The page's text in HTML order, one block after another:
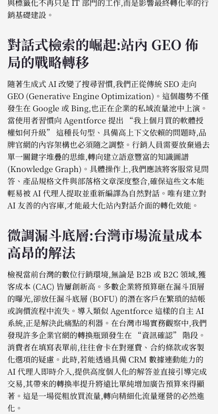
與標籤化不再只是 IT 部門的工作,而是影響最終轉化率的行
銷基礎建設。
對話式檢索的崛起:站內 GEO 佈
局的戰略轉移
隨著生成式 AI 改變了搜尋習慣,我們正從傳統 SEO 走向
GEO (Generative Engine Optimization)。這個趨勢不僅
發生在 Google 或 Bing,也正在企業的私域流量池中上演。
當使用者習慣向 Agentforce 提出 “我上個月買的軟體授
權如何升級” 這種長句型、具備高上下文依賴的問題時,品
牌官網的內容架構也必須隨之調整。行銷人員需要放棄過去
單一關鍵字堆疊的思維,轉向建立語意豐富的知識圖譜
(Knowledge Graph)。具體操作上,我們應該將客服常見問
答、產品規格文件與部落格文章深度整合,確保這些文本能
輕易被 AI 代理人提取並重新編譯為自然對話。唯有建立對
AI 友善的內容庫,才能最大化站內對話介面的轉化效能。
微調漏斗底層:台灣市場流量成本
高昂的解法
檢視當前台灣的數位行銷環境,無論是 B2B 或 B2C 領域,獲
客成本 (CAC) 皆屢創新高。多數企業將預算砸在漏斗頂層
的曝光,卻放任漏斗底層 (BOFU) 的潛在客戶在繁瑣的結帳
或詢價流程中流失。導入類似 Agentforce 這樣的自主 AI
系統,正是解決此痛點的利器。在台灣市場實務觀察中,我們
發現許多企業官網的轉換瓶頸發生在 “資訊確認” 階段。
消費者在填寫表單前,往往會卡在對運費、合約條款或客製
化選項的疑慮。此時,若能透過具備 CRM 數據連動能力的
AI 代理人即時介入,提供高度個人化的解答並直接引導完成
交易,其帶來的轉換率提升將遠比單純增加廣告預算來得顯
著。這是一場從粗放買流量,轉向精細化流量運營的必然進
化。